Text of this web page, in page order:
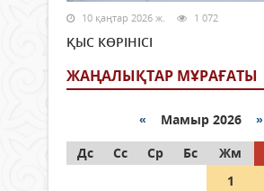
10 қаңтар 2026 ж. 1 072
ҚЫС КӨРІНІСІ
ЖАҢАЛЫҚТАР МҰРАҒАТЫ
« Мамыр 2026 »
Дс
Сс Ср Бс Жм
1